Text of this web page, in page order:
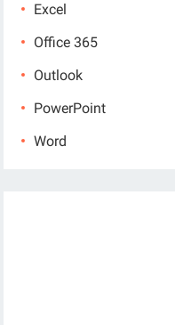
Excel
Office 365
Outlook
PowerPoint
Word